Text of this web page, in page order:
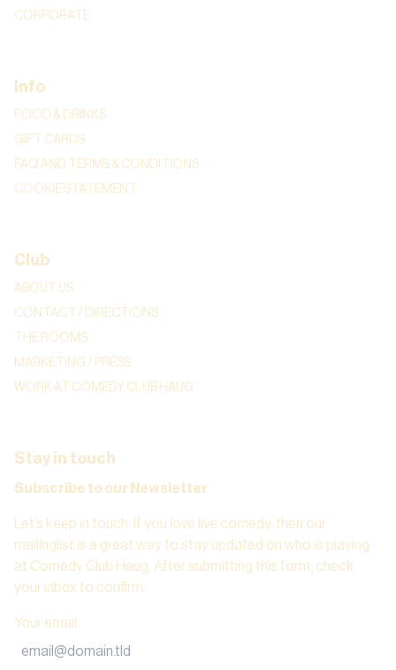
CORPORATE
Info
FOOD & DRINKS
GIFT CARDS
FAQ AND TERMS & CONDITIONS
COOKIE STATEMENT
Club
ABOUT US
CONTACT / DIRECTIONS
THE ROOMS
MARKETING / PRESS
WORK AT COMEDY CLUB HAUG
Stay in touch
Subscribe to our Newsletter
Let’s keep in touch. If you love live comedy, then our
mailinglist is a great way to stay updated on who is playing
at Comedy Club Haug. After submitting this form, check
your inbox to confirm.
Your email :